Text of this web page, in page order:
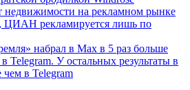
недвижимости на рекламном рынке
ЦИАН рекламируется лишь по
набрал в Max в 5 раз больше
Telegram. У остальных результаты в
чем в Telegram